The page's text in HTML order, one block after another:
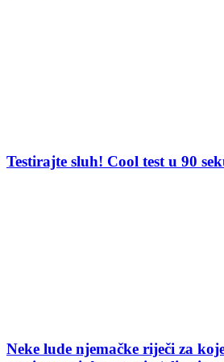
Testirajte sluh! Cool test u 90
Neke lude njemačke riječi za